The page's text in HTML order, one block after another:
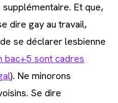
Et que,
dire gay au travail,
se déclarer lesbienne
bac+5 sont cadres
). Ne minorons
Se dire